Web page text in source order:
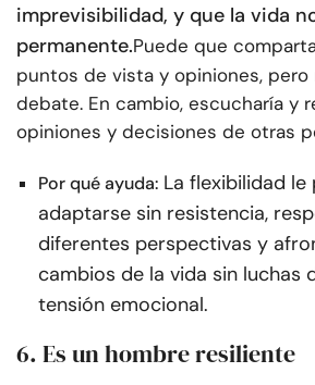
imprevisibilidad, y que la vida
permanente.Puede que
puntos de vista y opiniones, pero
debate. En cambio, escucharía y
opiniones y decisiones de otras
Por qué ayuda: La flexibilidad
adaptarse sin resistencia,
diferentes perspectivas y
cambios de la vida sin luchas
tensión emocional.
6. Es un hombre resiliente